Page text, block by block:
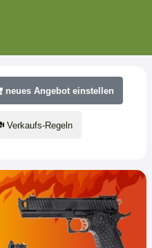
neues Angebot einstellen
Verkaufs-Regeln